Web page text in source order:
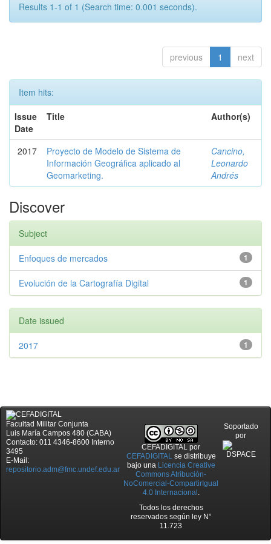
Results 1-1 of 1 (Search time: 0.001 seconds).
previous 1 next
Item hits:
Issue
Date
Title Author(s)
2017
Proyecto de Modelo de Sistema de
Información Geográfica aplicado al
Geomarketing.
Cancino,
Leonardo
Andrés
Discover
Subject
1
Enfoques de mercados
1
Evolución de la Cartografía Digital
Date issued
1
2017
Facultad Militar Conjunta
Luis María Campos 480 (CABA)
Contacto: 011 4346-8600 Interno
3495
E-Mail:
repositorio.adm@fmc.undef.edu.ar
CEFADIGITAL por
CEFADIGITALse distribuye
bajo una Licencia Creative
Commons Atribución-
NoComercial-CompartirIgual
4.0 Internacional .
Todos los derechos
reservados según ley N°
11.723
Soportado
por